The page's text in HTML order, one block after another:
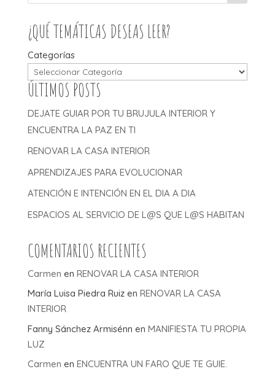
¿QUÉ TEMÁTICAS DESEAS LEER?
Categorías
ÚLTIMOS POSTS
DEJATE GUIAR POR TU BRUJULA INTERIOR Y
ENCUENTRA LA PAZ EN TI
RENOVAR LA CASA INTERIOR
APRENDIZAJES PARA EVOLUCIONAR
ATENCIÓN E INTENCIÓN EN EL DIA A DIA
ESPACIOS AL SERVICIO DE L@S QUE L@S HABITAN
COMENTARIOS RECIENTES
Carmen en RENOVAR LA CASA INTERIOR
María Luisa Piedra Ruizen RENOVAR LA CASA
INTERIOR
Fanny Sánchez Armisénn en MANIFIESTA TU PROPIA
LUZ
Carmen en ENCUENTRA UN FARO QUE TE GUIE.